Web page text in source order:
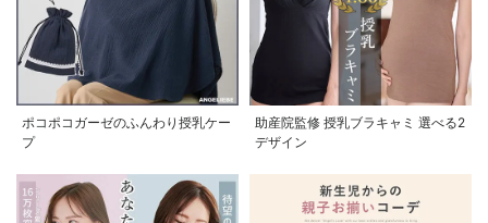
ポコポコガーゼのふんわり授乳ケー
プ
助産院監修 授乳ブラキャミ 選べる2
デザイン